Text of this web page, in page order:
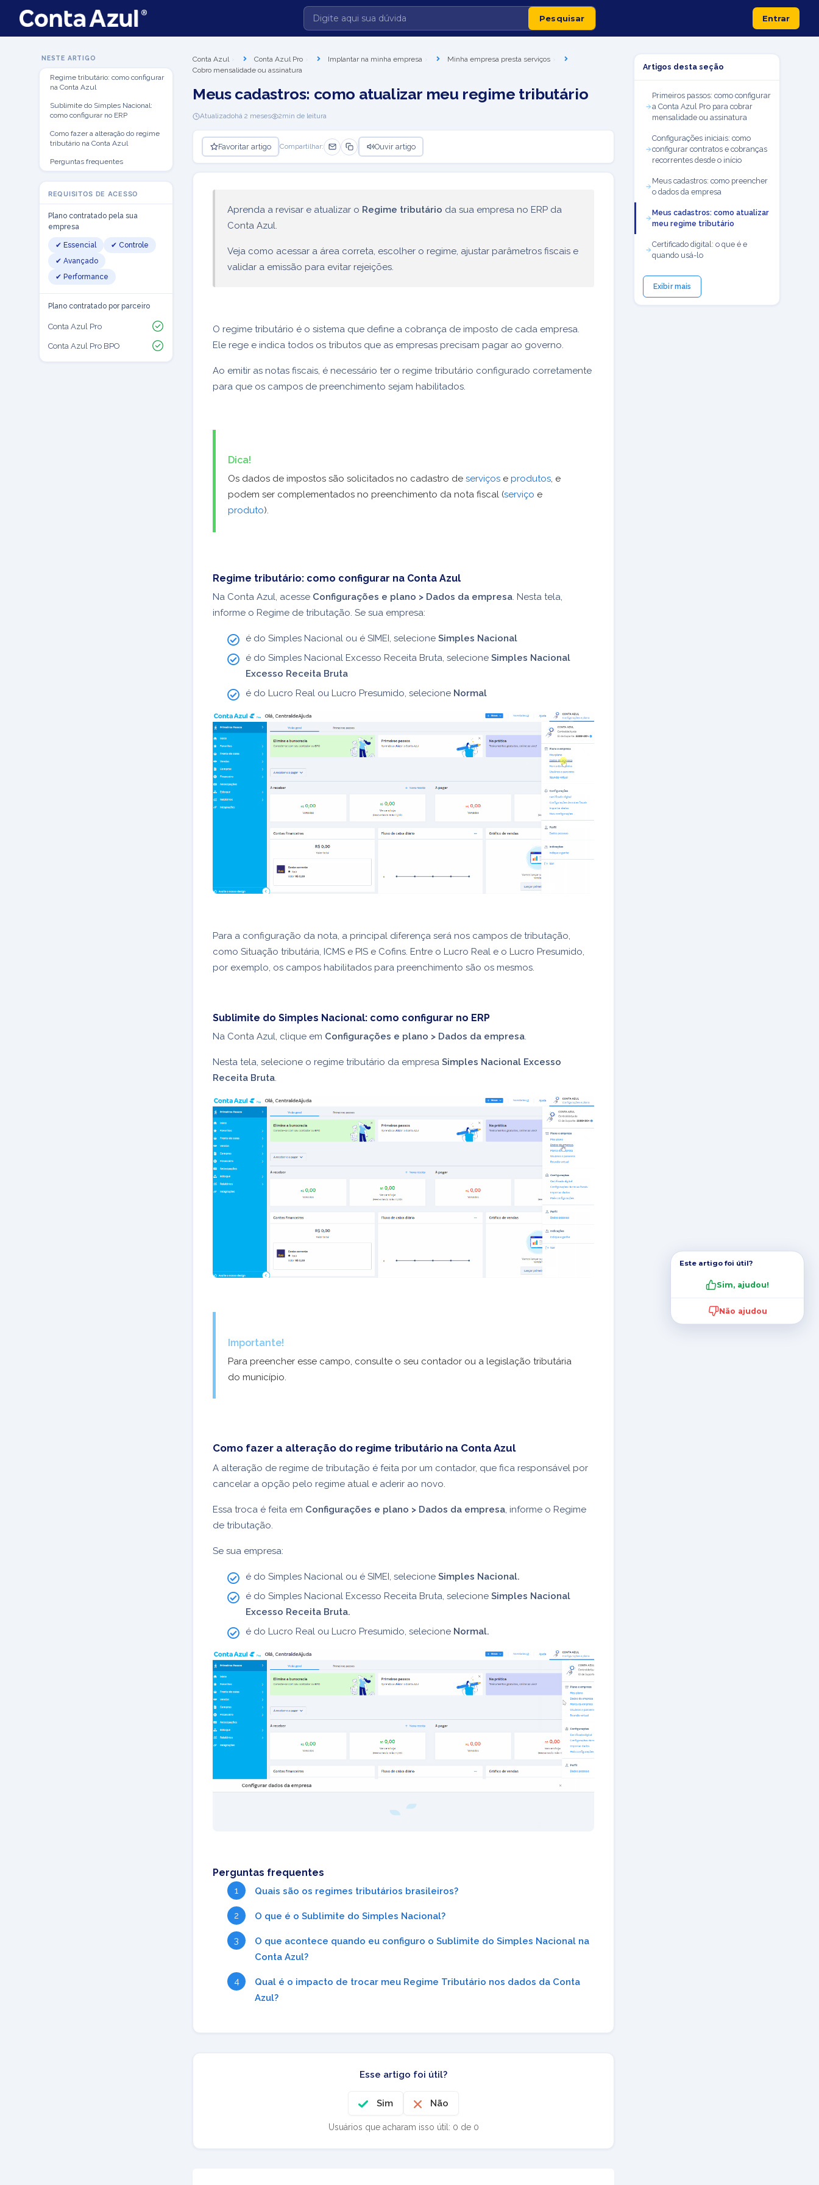
Entrar
NESTE ARTIGO
Regime tributário: como configurar
na Conta Azul
Sublimite do Simples Nacional:
como configurar no ERP
Como fazer a alteração do regime
tributário na Conta Azul
Perguntas frequentes
REQUISITOS DE ACESSO
Plano contratado pela sua
empresa
✔ Essencial
✔ Controle
✔ Avançado
✔ Performance
Plano contratado por parceiro
Conta Azul Pro
Conta Azul Pro BPO
Conta Azul Conta Azul Pro Implantar na minha empresa
Minha empresa presta serviços
Cobro mensalidade ou assinatura
Meus cadastros: como atualizar meu regime tributário
Atualizadohá 2 meses 2min de leitura
Favoritar artigo Compartilhar: Ouvir artigo
Aprenda a revisar e atualizar o Regime tributário da sua empresa no ERP da
Conta Azul.
Veja como acessar a área correta, escolher o regime, ajustar parâmetros fiscais e
validar a emissão para evitar rejeições.
O regime tributário é o sistema que define a cobrança de imposto de cada empresa.
Ele rege e indica todos os tributos que as empresas precisam pagar ao governo.
Ao emitir as notas fiscais, é necessário ter o regime tributário configurado corretamente
para que os campos de preenchimento sejam habilitados.
Dica!
Os dados de impostos são solicitados no cadastro de serviços e produtos, e
podem ser complementados no preenchimento da nota fiscal (serviço e
produto).
Regime tributário: como configurar na Conta Azul
Na Conta Azul, acesse Configurações e plano > Dados da empresa. Nesta tela,
informe o Regime de tributação. Se sua empresa:
é do Simples Nacional ou é SIMEI, selecione Simples Nacional
é do Simples Nacional Excesso Receita Bruta, selecione Simples Nacional
Excesso Receita Bruta
é do Lucro Real ou Lucro Presumido, selecione Normal
Para a configuração da nota, a principal diferença será nos campos de tributação,
como Situação tributária, ICMS e PIS e Cofins. Entre o Lucro Real e o Lucro Presumido,
por exemplo, os campos habilitados para preenchimento são os mesmos.
Sublimite do Simples Nacional: como configurar no ERP
Na Conta Azul, clique em Configurações e plano > Dados da empresa
Nesta tela, selecione o regime tributário da empresa Simples Nacional Excesso
Receita Bruta
Importante!
Para preencher esse campo, consulte o seu contador ou a legislação tributária
do município.
Como fazer a alteração do regime tributário na Conta Azul
A alteração de regime de tributação é feita por um contador, que fica responsável por
cancelar a opção pelo regime atual e aderir ao novo.
Essa troca é feita em Configurações e plano > Dados da empresa informe o Regime
de tributação.
Se sua empresa:
é do Simples Nacional ou é SIMEI, selecione Simples Nacional.
é do Simples Nacional Excesso Receita Bruta, selecione Simples Nacional
Excesso Receita Bruta.
é do Lucro Real ou Lucro Presumido, selecione Normal.
Perguntas frequentes
Quais são os regimes tributários brasileiros?
O que é o Sublimite do Simples Nacional?
O que acontece quando eu configuro o Sublimite do Simples Nacional na
Conta Azul?
Qual é o impacto de trocar meu Regime Tributário nos dados da Conta
Azul?
Esse artigo foi útil?
Sim Não
Usuários que acharam isso útil: 0 de 0
Artigos desta seção
Primeiros passos: como configurar
a Conta Azul Pro para cobrar
mensalidade ou assinatura
Configurações iniciais: como
configurar contratos e cobranças
recorrentes desde o início
Meus cadastros: como preencher
o dados da empresa
Meus cadastros: como atualizar
meu regime tributário
Certificado digital: o que é e
quando usá-lo
Exibir mais
Este artigo foi útil?
Sim, ajudou!
Não ajudou